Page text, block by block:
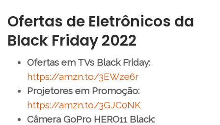
Ofertas de Eletrônicos da
Black Friday 2022
Ofertas em TVs Black Friday:
https://amzn.to/3EWze6r
Projetores em Promoção:
https://amzn.to/3GJC0NK
Câmera GoPro HERO11 Black: